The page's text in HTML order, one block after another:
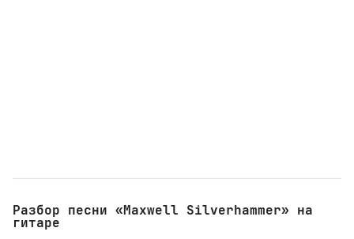
Разбор песни «Maxwell Silverhammer» на
гитаре